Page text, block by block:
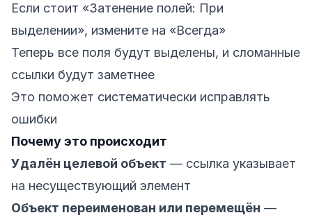
Если стоит «Затенение полей: При
выделении», измените на «Всегда»
Теперь все поля будут выделены, и сломанные
ссылки будут заметнее
Это поможет систематически исправлять
ошибки
Почему это происходит
Удалён целевой объект — ссылка указывает
на несуществующий элемент
Объект переименован или перемещён —